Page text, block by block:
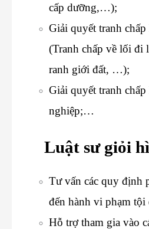
cấp dưỡng,…);
Giải quyết tranh
(Tranh chấp về lối đi
ranh giới đất, …);
Giải quyết tranh
nghiệp;…
Luật sư giỏi
Tư vấn các quy định
đến hành vi phạm tội
Hỗ trợ tham gia vào